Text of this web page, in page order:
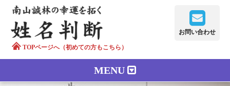
TOPページへ（初めての方もこちら）
お問い合わせ
MENU